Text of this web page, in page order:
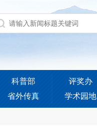
科普部 评奖办
省外传真 学术园地